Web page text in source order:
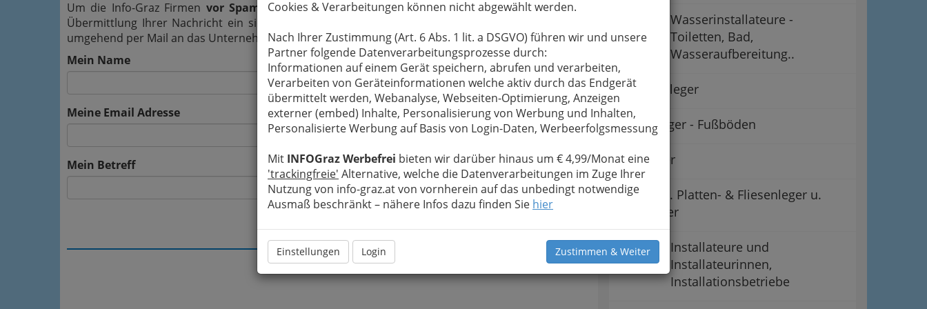
Cookies & Verarbeitungen können nicht abgewählt werden.
Nach Ihrer Zustimmung (Art. 6 Abs. 1 lit. a DSGVO) führen wir und unsere
Partner folgende Datenverarbeitungsprozesse durch:
Informationen auf einem Gerät speichern, abrufen und verarbeiten,
Verarbeiten von Geräteinformationen welche aktiv durch das Endgerät
übermittelt werden, Webanalyse, Webseiten-Optimierung, Anzeigen
externer (embed) Inhalte, Personalisierung von Werbung und Inhalten,
Personalisierte Werbung auf Basis von Login-Daten, Werbeerfolgsmessung
Mit INFOGraz Werbefrei bieten wir darüber hinaus um € 4,99/Monat eine
'trackingfreie' Alternative, welche die Datenverarbeitungen im Zuge Ihrer
Nutzung von info-graz.at von vornherein auf das unbedingt notwendige
Ausmaß beschränkt – nähere Infos dazu finden Sie hier
Einstellungen Login Zustimmen & Weiter
Um die Info-Graz Firmen vor Spam-Mails zu bewahren, verwenden wir an dieser Stelle zur
Übermittlung Ihrer Nachricht ein sicheres Formular. Ihre Nachricht wird nach dem Absenden
umgehend per Mail an das Unternehmen A&O TEC GmbH weitergeleitet.
Mein Name
Meine Email Adresse
Mein Betreff
Meine Nachricht
Wasserinstallateure -
Toiletten, Bad,
Wasseraufbereitung..
Belagverleger
Bodenleger - Fußböden
Drechsler
Hafner u. Platten- & Fliesenleger u.
Keramiker
Installateure und
Installateurinnen,
Installationsbetriebe